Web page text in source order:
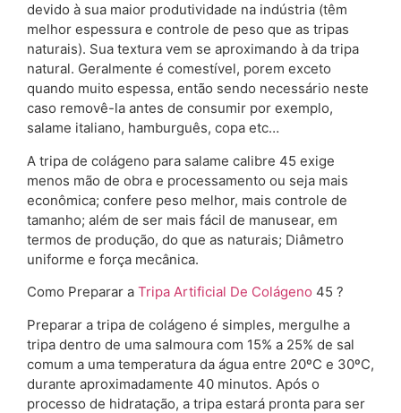
devido à sua maior produtividade na indústria (têm
melhor espessura e controle de peso que as tripas
naturais). Sua textura vem se aproximando à da tripa
natural. Geralmente é comestível, porem exceto
quando muito espessa, então sendo necessário neste
caso removê-la antes de consumir por exemplo,
salame italiano, hamburguês, copa etc…
A tripa de colágeno para salame calibre 45 exige
menos mão de obra e processamento ou seja mais
econômica; confere peso melhor, mais controle de
tamanho; além de ser mais fácil de manusear, em
termos de produção, do que as naturais; Diâmetro
uniforme e força mecânica.
Como Preparar a Tripa Artificial De Colágeno 45 ?
Preparar a tripa de colágeno é simples, mergulhe a
tripa dentro de uma salmoura com 15% a 25% de sal
comum a uma temperatura da água entre 20ºC e 30ºC,
durante aproximadamente 40 minutos. Após o
processo de hidratação, a tripa estará pronta para ser